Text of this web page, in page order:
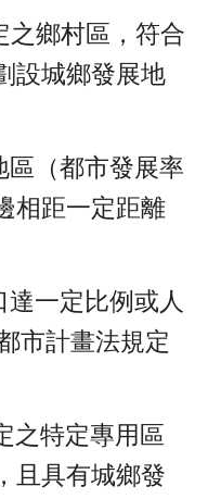
之鄉村區，符合
設城鄉發展地
相距一定距離
市計畫法規定
且具有城鄉發